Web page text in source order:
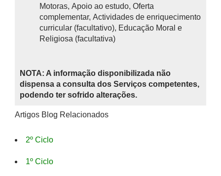
Motoras, Apoio ao estudo, Oferta
complementar, Actividades de enriquecimento
curricular (facultativo), Educação Moral e
Religiosa (facultativa)
NOTA: A informação disponibilizada não
dispensa a consulta dos Serviços competentes,
podendo ter sofrido alterações.
Artigos Blog Relacionados
2º Ciclo
1º Ciclo